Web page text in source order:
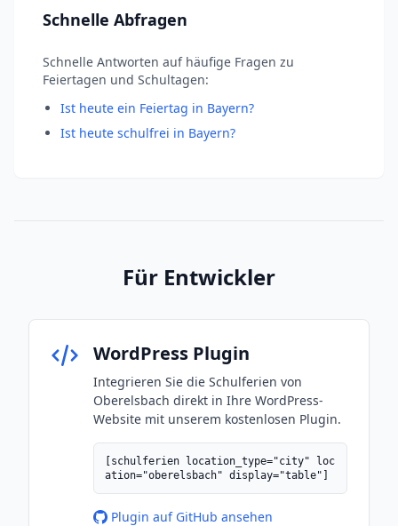
Schnelle Abfragen
Schnelle Antworten auf häufige Fragen zu
Feiertagen und Schultagen:
Ist heute ein Feiertag in Bayern?
Ist heute schulfrei in Bayern?
Für Entwickler
WordPress Plugin
Integrieren Sie die Schulferien von
Oberelsbach direkt in Ihre WordPress-
Website mit unserem kostenlosen Plugin.
[schulferien location_type="city" loc
ation="oberelsbach" display="table"]
Plugin auf GitHub ansehen